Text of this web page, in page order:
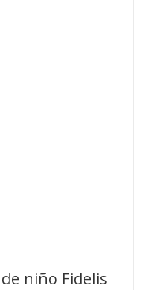
niño Fidelis